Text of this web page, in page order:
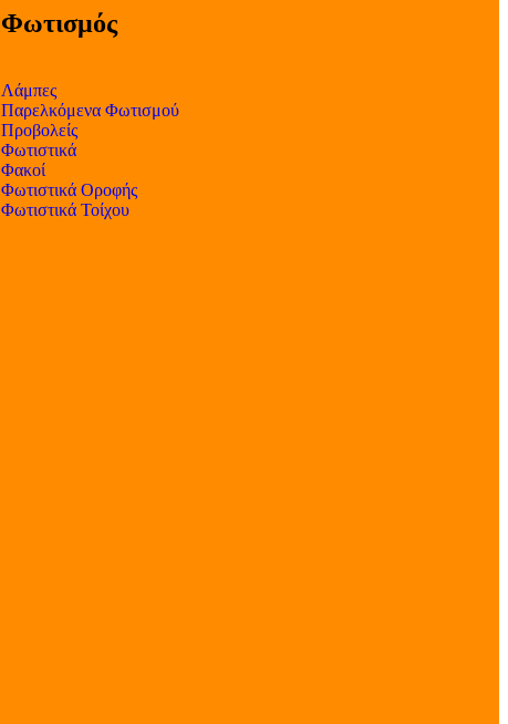
Φωτισμός
Λάμπες
Παρελκόμενα Φωτισμού
Προβολείς
Φωτιστικά
Φακοί
Φωτιστικά Οροφής
Φωτιστικά Τοίχου